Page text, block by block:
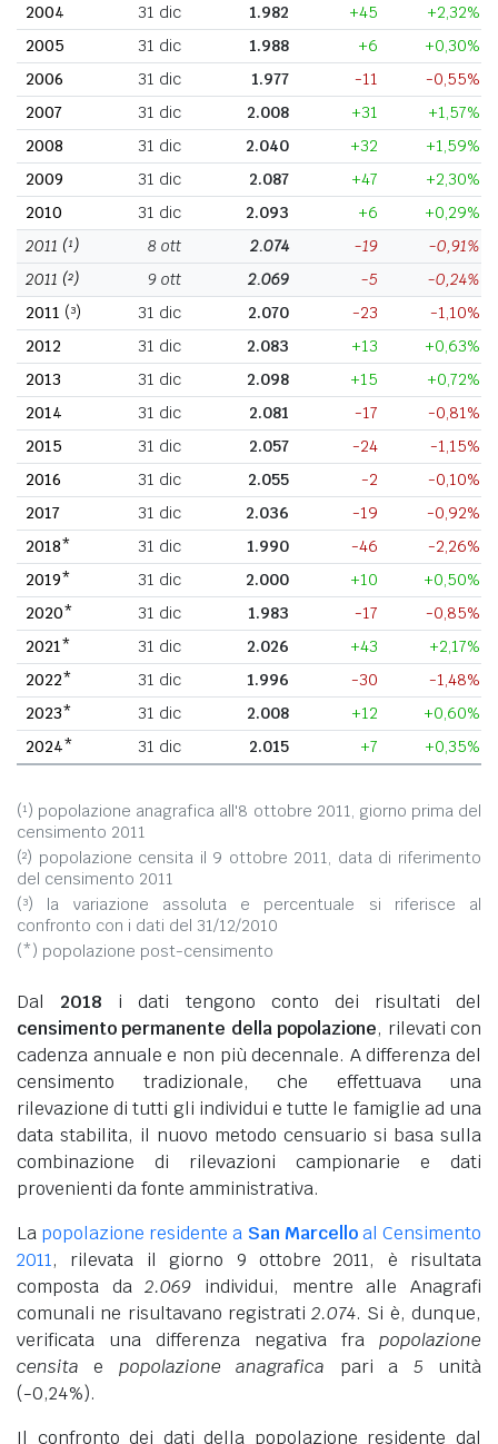
2004
31 dic 1.982 +45
+2,32%
2005
31 dic 1.988 +6
+0,30%
2006
31 dic 1.977 -11
-0,55%
2007
31 dic 2.008 +31
+1,57%
2008
31 dic 2.040 +32
+1,59%
2009
31 dic 2.087 +47
+2,30%
2010
31 dic 2.093 +6
+0,29%
2011 (¹) 8 ott 2.074 -19
-0,91%
2011 (²) 9 ott 2.069 -5
-0,24%
2011 (³) 31 dic 2.070 -23
-1,10%
2012
31 dic 2.083 +13
+0,63%
2013
31 dic 2.098 +15
+0,72%
2014
31 dic 2.081 -17
-0,81%
2015
31 dic 2.057 -24
-1,15%
2016
31 dic 2.055 -2
-0,10%
2017
31 dic 2.036 -19
-0,92%
2018*
31 dic 1.990 -46
-2,26%
2019*
31 dic 2.000 +10
+0,50%
2020*
31 dic 1.983 -17
-0,85%
2021*
31 dic 2.026 +43
+2,17%
2022*
31 dic 1.996 -30
-1,48%
2023*
31 dic 2.008 +12
+0,60%
2024*
31 dic 2.015 +7 +0,35%
(¹) popolazione anagrafica all'8 ottobre 2011, giorno prima del
censimento 2011
(²) popolazione censita il 9 ottobre 2011, data di riferimento
del censimento 2011
(³) la variazione assoluta e percentuale si riferisce al
confronto con i dati del 31/12/2010
(*) popolazione post-censimento
Dal 2018 i dati tengono conto dei risultati del
censimento permanente della popolazione, rilevati con
cadenza annuale e non più decennale. A differenza del
censimento tradizionale, che effettuava una
rilevazione di tutti gli individui e tutte le famiglie ad una
data stabilita, il nuovo metodo censuario si basa sulla
combinazione di rilevazioni campionarie e dati
provenienti da fonte amministrativa.
La popolazione residente a San Marcelloal Censimento
2011, rilevata il giorno 9 ottobre 2011, è risultata
composta da2.069 individui, mentre alle Anagrafi
comunali ne risultavano registrati2.074. Si è, dunque,
verificata una differenza negativa fra popolazione
censita e popolazione anagrafica pari a 5 unità
(-0,24%).
Il confronto dei dati della popolazione residente dal